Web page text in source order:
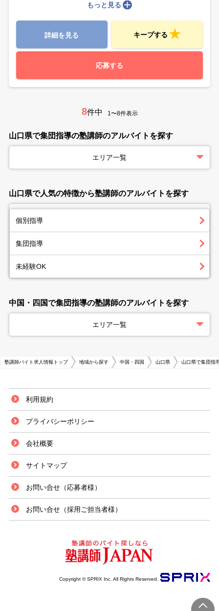
もっと見る
詳細を見る キープする
応募する
8件中 1〜8件表示
山口県で集団指導の塾講師のアルバイトを探す
エリア一覧
山口県で人気の特徴から塾講師のアルバイトを探す
個別指導
集団指導
未経験OK
中国・四国で集団指導の塾講師のアルバイトを探す
エリア一覧
塾講師バイト求人情報トップ 地域から探す 中国・四国 山口県 山口県で集団指
利用規約
プライバシーポリシー
会社概要
サイトマップ
お問い合せ（応募者様）
お問い合せ（採用ご担当者様）
Copyright © SPRIX Inc. All Rights Reserved.